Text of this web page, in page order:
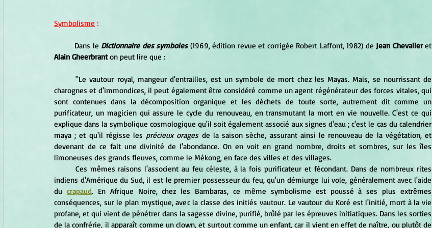
Symbolisme :
	Dans le
Dictionnaire des symboles (1969, édition revue et corrigée Robert Laffont, 1982) de Jean Chevalier
Alain Gheerbrant on peut lire que :
	"Le vautour royal, mangeur d'entrailles, est un symbole de mort chez les Mayas. Mais, se nourrissant de
charognes et d'immondices, il peut également être considéré comme un agent régénérateur des forces vitales, qui
sont contenues dans la décomposition organique et les déchets de toute sorte, autrement dit comme un
purificateur, un magicien qui assure le cycle du renouveau, en transmutant la mort en vie nouvelle. C'est ce qui
explique dans la symbolique cosmologique qu'il soit également associé aux signes d'eau ; c'est le cas du calendrier
maya ; et qu'il régisse les précieux orages de la saison sèche, assurant ainsi le renouveau de la végétation, et
devenant de ce fait une divinité de l'abondance. On en voit en grand nombre, droits et sombres, sur les îles
limoneuses des grands fleuves, comme le Mékong, en face des villes et des villages.
indiens d'Amérique du Sud, il est le premier possesseur du feu, qu'un démiurge lui vole, généralement avec l'aide
du crapaud. En Afrique Noire, chez les Bambaras, ce même symbolisme est poussé à ses plus extrêmes
conséquences, sur le plan mystique, avec la classe des initiés vautour. Le vautour du Koré est l'initié, mort à la vie
profane, et qui vient de pénétrer dans la sagesse divine, purifié, brûlé par les épreuves initiatiques. Dans les sorties
de la confrérie, il apparaît comme un clown, et surtout comme un enfant, car il vient en effet de naître, ou plutôt de